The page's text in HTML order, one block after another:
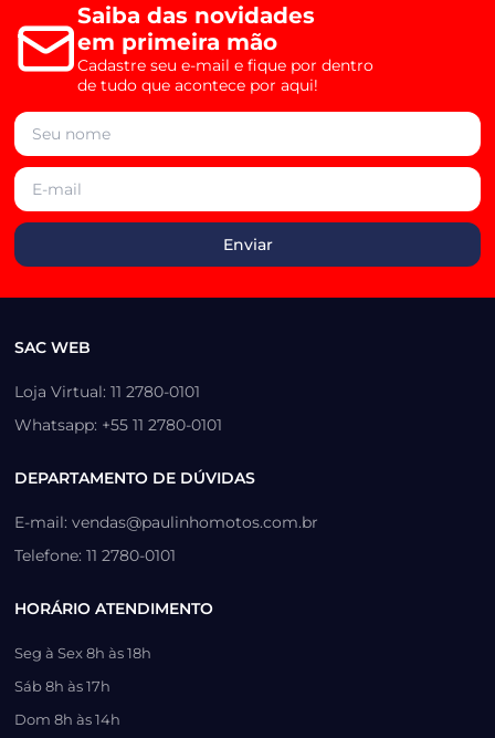
Saiba das novidades
em primeira mão
Cadastre seu e-mail e fique por dentro
de tudo que acontece por aqui!
SAC WEB
Loja Virtual: 11 2780-0101
Whatsapp: +55 11 2780-0101
DEPARTAMENTO DE DÚVIDAS
E-mail: vendas@paulinhomotos.com.br
Telefone: 11 2780-0101
HORÁRIO ATENDIMENTO
Seg à Sex 8h às 18h
Sáb 8h às 17h
Dom 8h às 14h